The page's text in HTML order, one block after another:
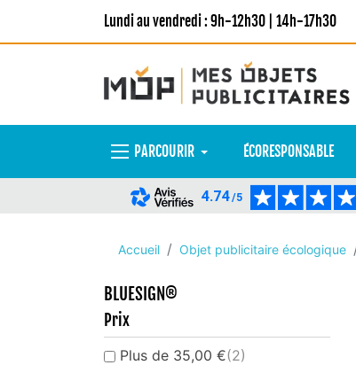
Lundi au vendredi : 9h-12h30 | 14h-17h30
PARCOURIR ÉCORESPONSABLE
4.74/5
Accueil Objet publicitaire écologique
BLUESIGN®
Prix
Plus de 35,00 €(2)